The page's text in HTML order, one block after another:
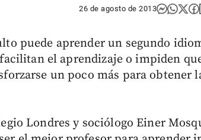
26 de agosto de 2013
puede aprender un segundo
el aprendizaje o impiden
un poco más para obtener
Londres y sociólogo Einer